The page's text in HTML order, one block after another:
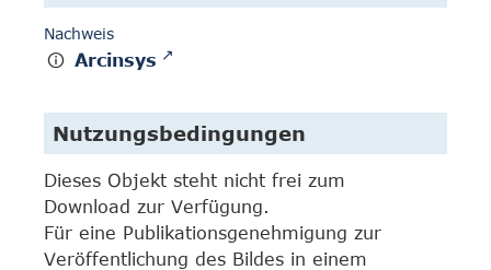
Nachweis
Arcinsys
Nutzungsbedingungen
Dieses Objekt steht nicht frei zum
Download zur Verfügung.
Für eine Publikationsgenehmigung zur
Veröffentlichung des Bildes in einem